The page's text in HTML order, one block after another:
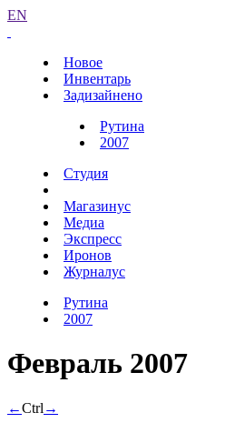
EN
Новое
Инвентарь
Задизайнено
Рутина
2007
Студия
Магазинус
Медиа
Экспресс
Иронов
Журналус
Рутина
2007
Февраль 2007
←Ctrl →